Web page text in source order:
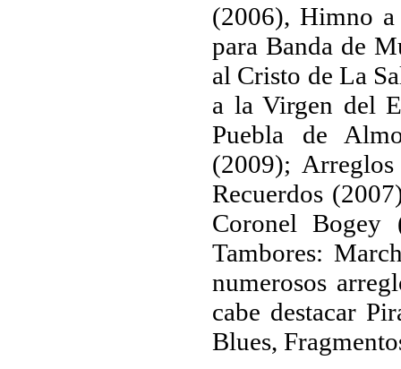
(2006), Himno
para Banda de
al Cristo de La
a la Virgen del
Puebla de
(2009);
Recuerdos
Coronel Bogey
Tambores:
numerosos
cabe destacar
Blues,